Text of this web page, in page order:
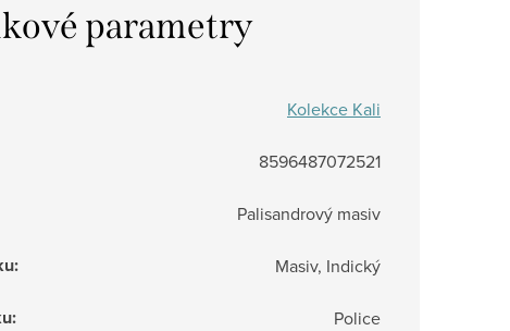
parametry
Kolekce Kali
8596487072521
Palisandrový masiv
: Masiv, Indický
: Police